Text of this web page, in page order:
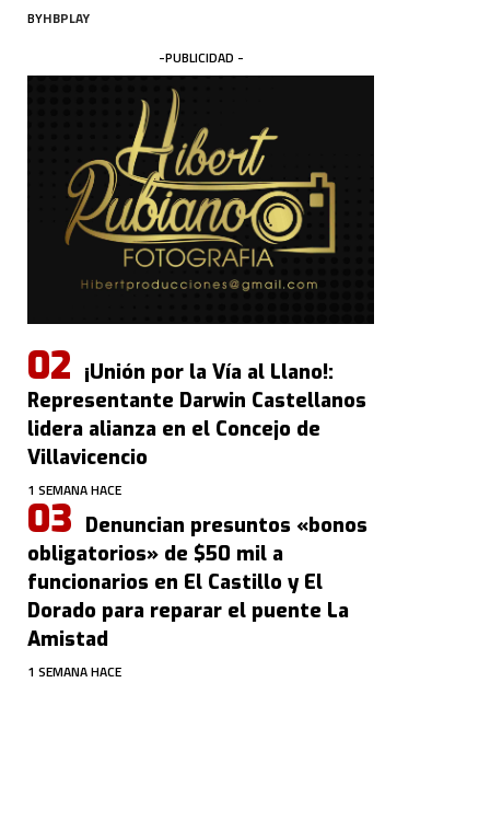
BYHBPLAY
-PUBLICIDAD -
¡Unión por la Vía al Llano!:
Representante Darwin Castellanos
lidera alianza en el Concejo de
Villavicencio
1 SEMANA HACE
Denuncian presuntos «bonos
obligatorios» de $50 mil a
funcionarios en El Castillo y El
Dorado para reparar el puente La
Amistad
1 SEMANA HACE